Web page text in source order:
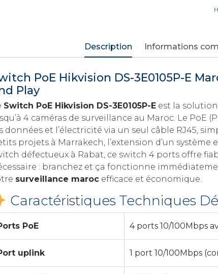
Description Informations
PoE Hikvision DS-3E0105P-E
Play
Switch PoE Hikvision DS-3E0105P-E est la
4 caméras de surveillance au Maroc. Le PoE
données et l’électricité via un seul câble RJ45,
projets à Marrakech, l’extension d’un
défectueux à Rabat, ce switch 4 ports offre
: branchez et ça fonctionne
surveillance maroc efficace et économique.
Caractéristiques Techniques
PoE 4 ports 10/100Mbps
uplink 1 port 10/100Mbps